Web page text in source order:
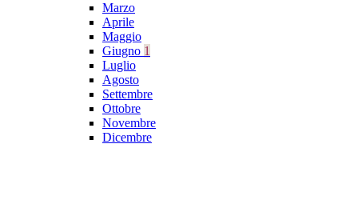
Marzo
Aprile
Maggio
Giugno 1
Luglio
Agosto
Settembre
Ottobre
Novembre
Dicembre